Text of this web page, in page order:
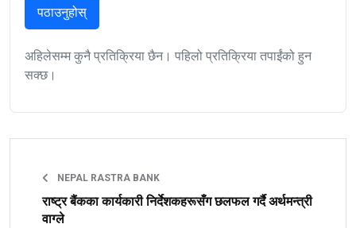
पठाउनुहोस्
अहिलेसम्म कुनै प्रतिक्रिया छैन। पहिलो प्रतिक्रिया तपाईंको हुन
सक्छ।
NEPAL RASTRA BANK
राष्ट्र बैंकका कार्यकारी निर्देशकहरूसँग छलफल गर्दै अर्थमन्त्री
वाग्ले